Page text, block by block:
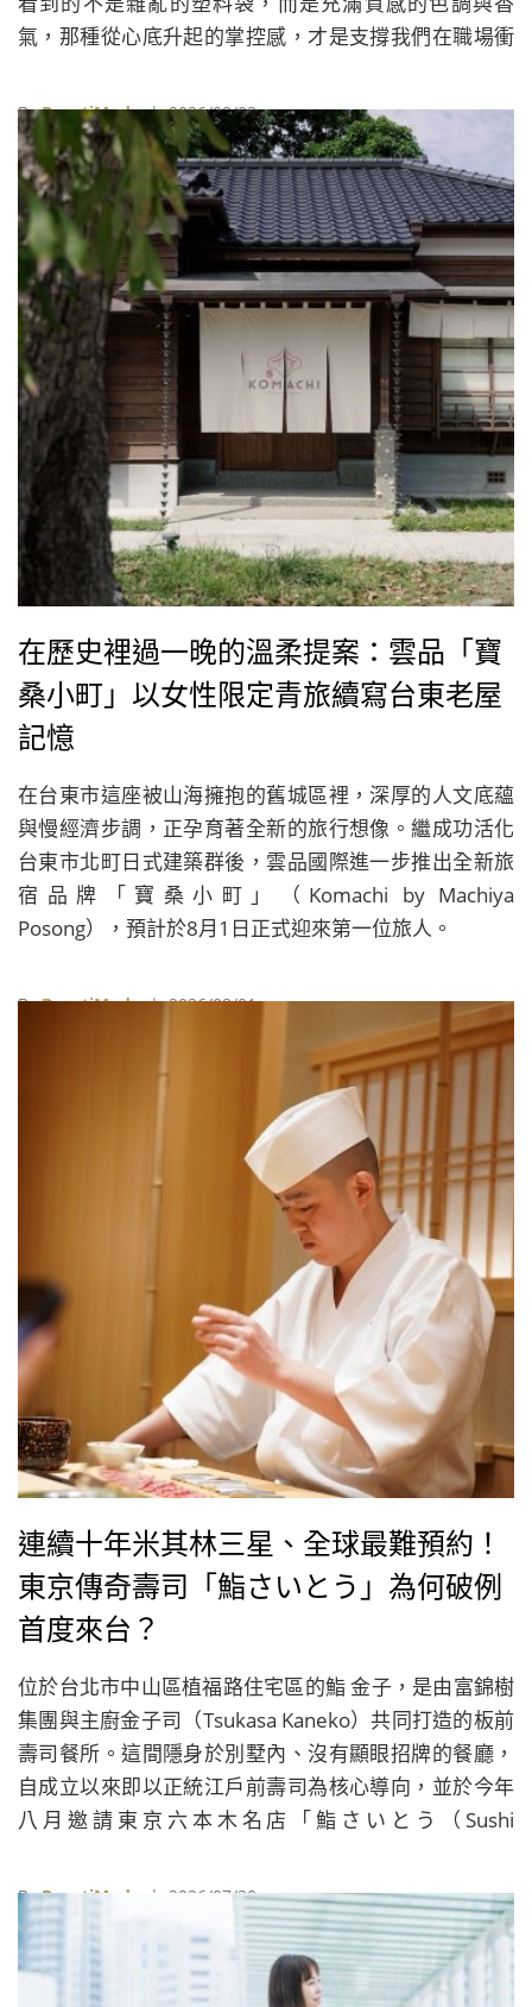
氣，那種從心底升起的掌控感，才是支撐我們在職場衝
煙火氣的廚房，一秒升級成網美爭相朝聖的私房工作
室。
ByBeautiMode| 2026/08/03
在歷史裡過一晚的溫柔提案：雲品「寶
桑小町」以女性限定青旅續寫台東老屋
記憶
在台東市這座被山海擁抱的舊城區裡，深厚的人文底蘊
與慢經濟步調，正孕育著全新的旅行想像。繼成功活化
台東市北町日式建築群後，雲品國際進一步推出全新旅
宿品牌「寶桑小町」（Komachi by Machiya
Posong），預計於8月1日正式迎來第一位旅人。
ByBeautiMode| 2026/08/01
連續十年米其林三星、全球最難預約！
東京傳奇壽司「鮨さいとう」為何破例
首度來台？
位於台北市中山區植福路住宅區的鮨 金子，是由富錦樹
集團與主廚金子司（Tsukasa Kaneko）共同打造的板前
壽司餐所。這間隱身於別墅內、沒有顯眼招牌的餐廳，
自成立以來即以正統江戶前壽司為核心導向，並於今年
八月邀請東京六本木名店「鮨さいとう（Sushi
ByBeautiMode | 2026/07/30